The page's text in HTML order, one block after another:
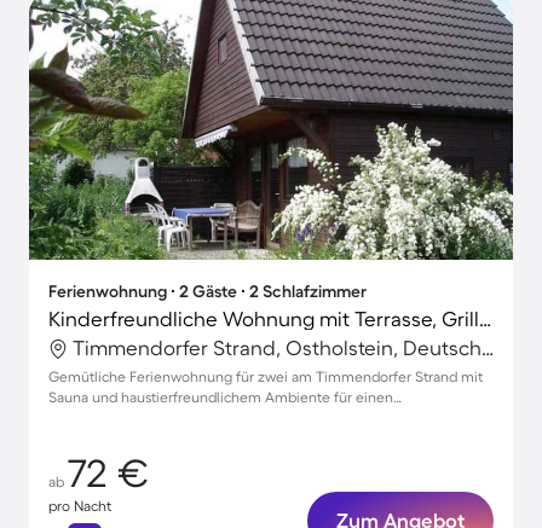
Ferienwohnung ∙ 2 Gäste ∙ 2 Schlafzimmer
Kinderfreundliche Wohnung mit Terrasse, Grill und Sauna | Haustierfreundlich
Timmendorfer Strand, Ostholstein, Deutschland
Gemütliche Ferienwohnung für zwei am Timmendorfer Strand mit
Sauna und haustierfreundlichem Ambiente für einen
ab 72 €
pro Nacht
Zum Angebot